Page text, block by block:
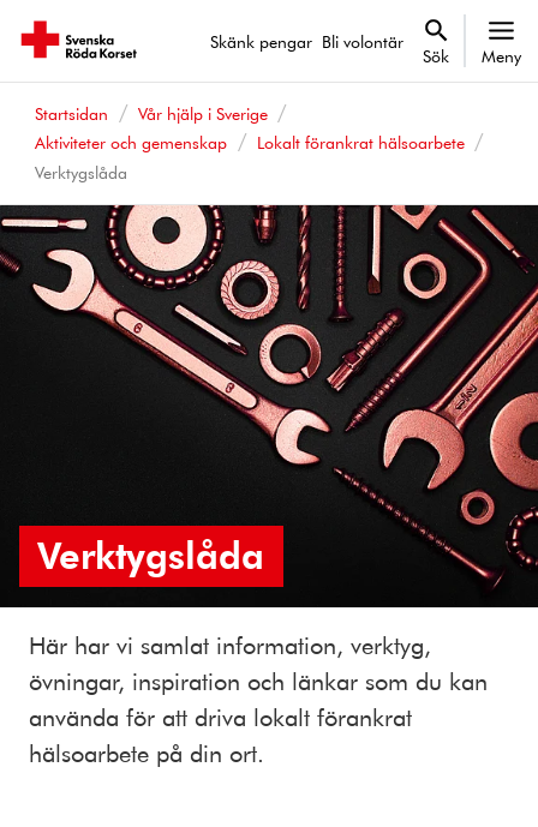
Skänk pengar Bli volontär
Sök Meny
Startsidan
Vår hjälp i Sverige
Aktiviteter och gemenskap
Lokalt förankrat hälsoarbete
Verktygslåda
Verktygslåda
Här har vi samlat information, verktyg,
övningar, inspiration och länkar som du kan
använda för att driva lokalt förankrat
hälsoarbete på din ort.